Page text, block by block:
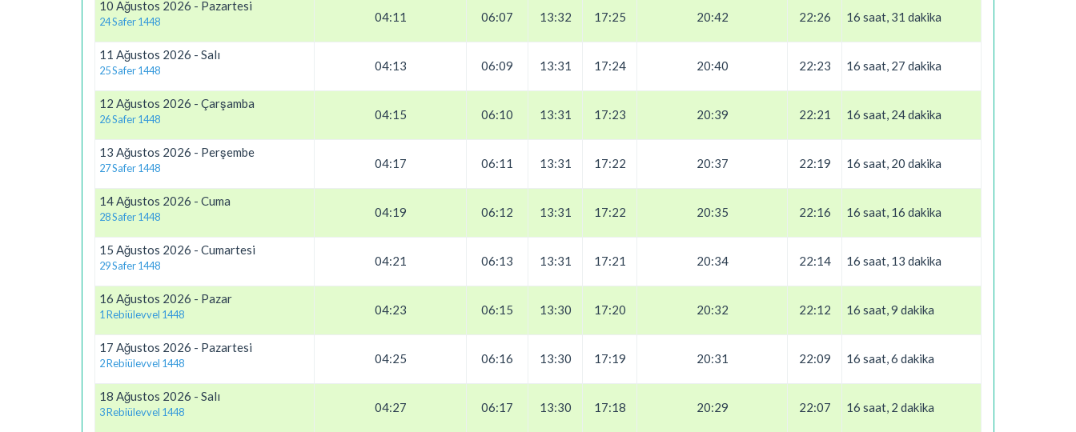
10 Ağustos 2026 - Pazartesi
24 Safer 1448 04:11 06:07 13:32 17:25 20:42 22:26 16 saat, 31 dakika
11 Ağustos 2026 - Salı
25 Safer 1448 04:13 06:09 13:31 17:24 20:40 22:23 16 saat, 27 dakika
12 Ağustos 2026 - Çarşamba
26 Safer 1448 04:15 06:10 13:31 17:23 20:39 22:21 16 saat, 24 dakika
13 Ağustos 2026 - Perşembe
27 Safer 1448 04:17 06:11 13:31 17:22 20:37 22:19 16 saat, 20 dakika
14 Ağustos 2026 - Cuma
28 Safer 1448 04:19 06:12 13:31 17:22 20:35 22:16 16 saat, 16 dakika
15 Ağustos 2026 - Cumartesi
29 Safer 1448 04:21 06:13 13:31 17:21 20:34 22:14 16 saat, 13 dakika
16 Ağustos 2026 - Pazar
1 Rebiülevvel 1448 04:23 06:15 13:30 17:20 20:32 22:12 16 saat, 9 dakika
17 Ağustos 2026 - Pazartesi
2 Rebiülevvel 1448 04:25 06:16 13:30 17:19 20:31 22:09 16 saat, 6 dakika
18 Ağustos 2026 - Salı
3 Rebiülevvel 1448 04:27 06:17 13:30 17:18 20:29 22:07 16 saat, 2 dakika